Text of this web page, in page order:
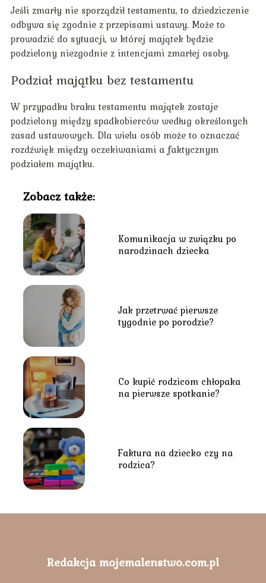
Jeśli zmarły nie sporządził testamentu, to dziedziczenie
odbywa się zgodnie z przepisami ustawy. Może to
prowadzić do sytuacji, w której majątek będzie
podzielony niezgodnie z intencjami zmarłej osoby.
Podział majątku bez testamentu
W przypadku braku testamentu majątek zostaje
podzielony między spadkobierców według określonych
zasad ustawowych. Dla wielu osób może to oznaczać
rozdźwięk między oczekiwaniami a faktycznym
podziałem majątku.
Zobacz także:
Komunikacja w związku po
narodzinach dziecka
Jak przetrwać pierwsze
tygodnie po porodzie?
Co kupić rodzicom chłopaka
na pierwsze spotkanie?
Faktura na dziecko czy na
rodzica?
Redakcja mojemalenstwo.com.pl